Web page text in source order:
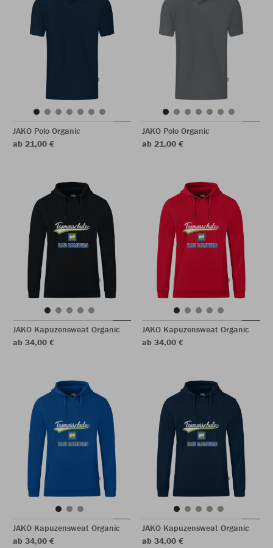
JAKO Polo Organic
ab 21,00 €
JAKO Polo Organic
ab 21,00 €
JAKO Kapuzensweat Organic
ab 34,00 €
JAKO Kapuzensweat Organic
ab 34,00 €
JAKO Kapuzensweat Organic
ab 34,00 €
JAKO Kapuzensweat Organic
ab 34,00 €